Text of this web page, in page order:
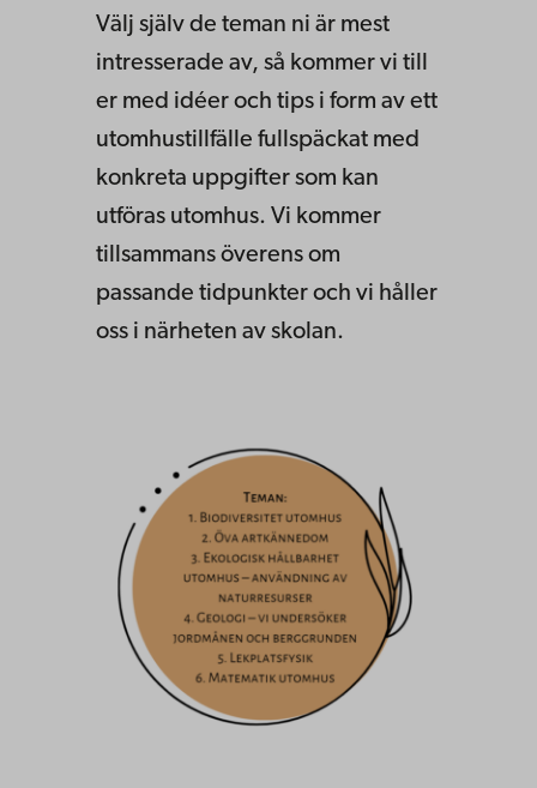
Välj själv de teman ni är mest
intresserade av, så kommer vi till
er med idéer och tips i form av ett
utomhustillfälle fullspäckat med
konkreta uppgifter som kan
utföras utomhus. Vi kommer
tillsammans överens om
passande tidpunkter och vi håller
oss i närheten av skolan.